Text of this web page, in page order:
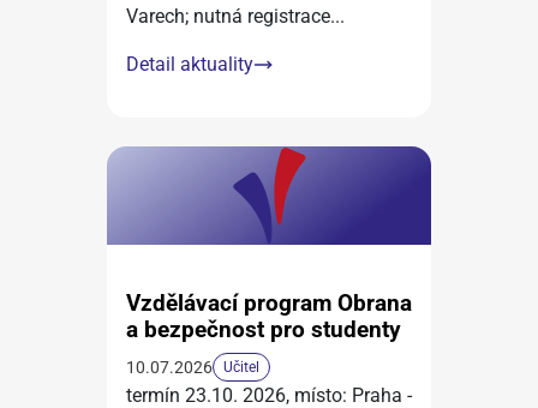
Varech; nutná registrace...
Detail aktuality
Vzdělávací program Obrana
a bezpečnost pro studenty
10.07.2026 Učitel
termín 23.10. 2026, místo: Praha -